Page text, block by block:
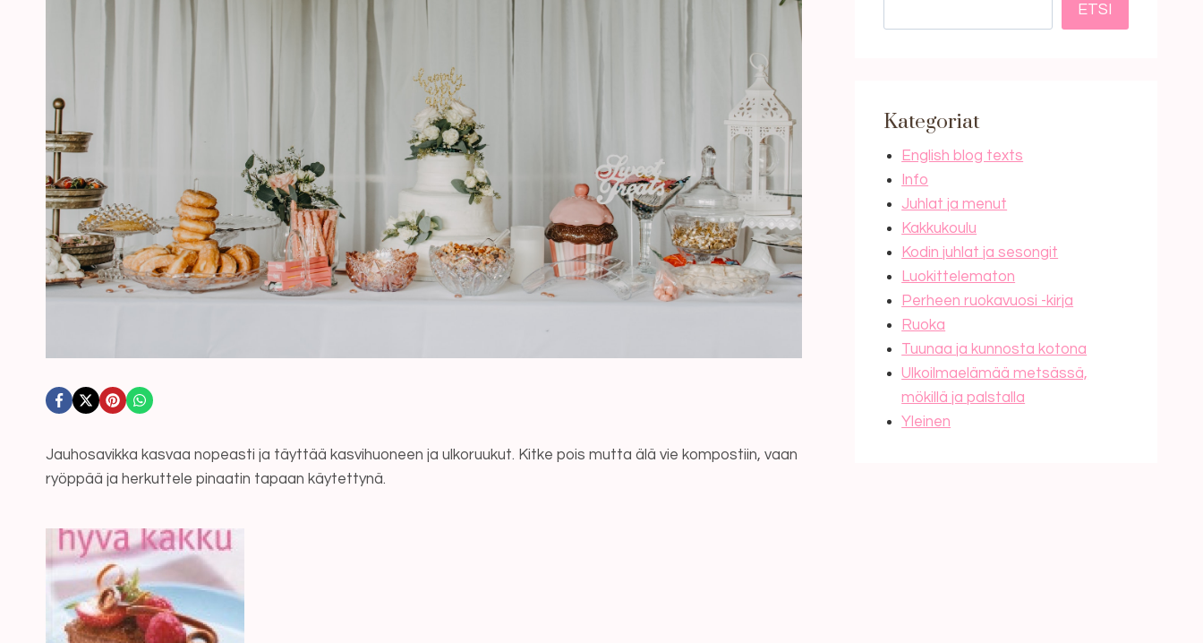
Jauhosavikka kasvaa nopeasti ja täyttää kasvihuoneen ja ulkoruukut. Kitke pois mutta älä vie kompostiin, vaan
ryöppää ja herkuttele pinaatin tapaan käytettynä.
ETSI
Kategoriat
English blog texts
Info
Juhlat ja menut
Kakkukoulu
Kodin juhlat ja sesongit
Luokittelematon
Perheen ruokavuosi -kirja
Ruoka
Tuunaa ja kunnosta kotona
Ulkoilmaelämää metsässä,
mökillä ja palstalla
Yleinen